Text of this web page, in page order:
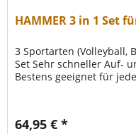
HAMMER 3 in 1 Set
3 Sportarten (Volleyball,
Set Sehr schneller Auf-
Bestens geeignet für
64,95 € *